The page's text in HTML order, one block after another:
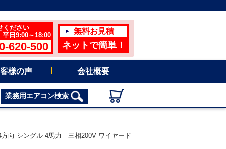
ください
日9:00～18:00
620-500
無料お見積
ネットで簡単！
様の声 会社概要
業務用エアコン検索
向 シングル 4馬力 三相200V ワイヤード